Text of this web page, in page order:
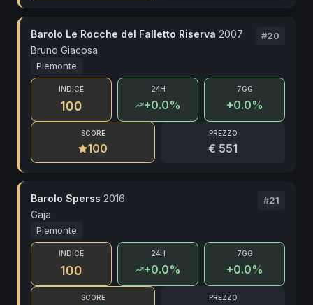
Barolo Le Rocche del Falletto Riserva 2007
Bruno Giacosa
#20
Piemonte
INDICE
100
24H
+0.0%
7GG
+0.0%
SCORE
100
PREZZO
€ 551
Barolo Sperss 2016
Gaja
#21
Piemonte
INDICE
100
24H
+0.0%
7GG
+0.0%
SCORE PREZZO